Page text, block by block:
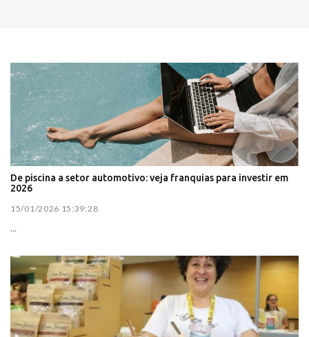
De piscina a setor automotivo: veja franquias para investir em
2026
15/01/2026 15:39:28
...